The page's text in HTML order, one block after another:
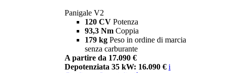
Panigale V2
120 CV Potenza
93,3 Nm Coppia
179 kg Peso in ordine di marcia
senza carburante
A partire da 17.090 €
Depotenziata 35 kW: 16.090 € i